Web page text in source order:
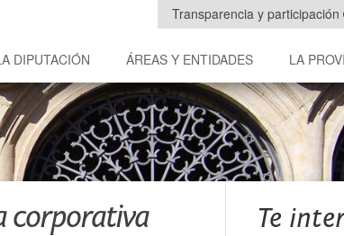
Transparencia y participación
DIPUTACIÓN ÁREAS Y ENTIDADES LA
corporativa Te